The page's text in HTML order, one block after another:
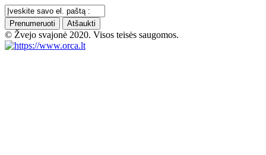
Prenumeruoti Atšaukti
© Žvejo svajonė 2020. Visos teisės saugomos.